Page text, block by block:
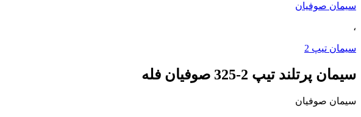
سیمان صوفیان
،
سیمان تیپ 2
سیمان پرتلند تیپ 2-325 صوفیان فله
سیمان صوفیان